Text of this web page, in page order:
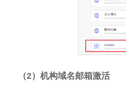
（2）机构域名邮箱激活